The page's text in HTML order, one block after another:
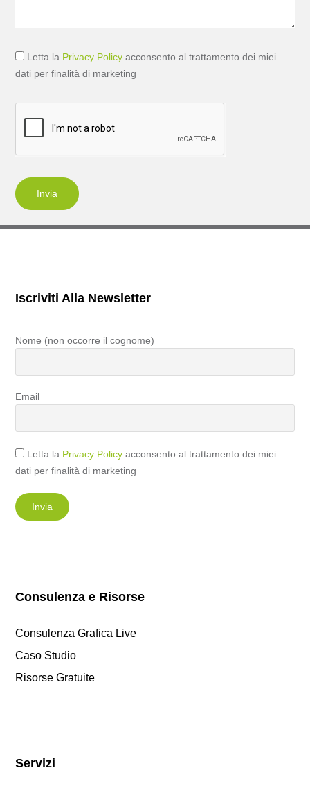
Letta la Privacy Policy acconsento al trattamento dei miei
dati per finalità di marketing
Invia
Servizi
Consulenza e Risorse
Consulenza Grafica Live
Caso Studio
Risorse Gratuite
Iscriviti Alla Newsletter
Nome (non occorre il cognome)
Email
Letta la Privacy Policy acconsento al trattamento dei miei
dati per finalità di marketing
Invia